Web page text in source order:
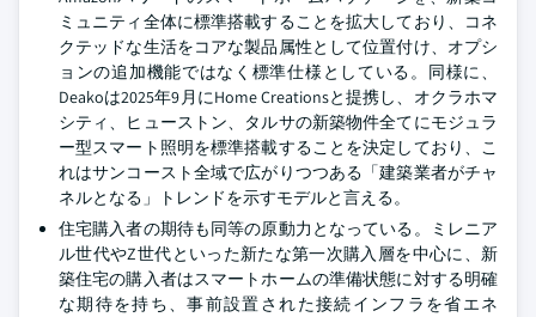
ミュニティ全体に標準搭載することを拡大しており、コネ
クテッドな生活をコアな製品属性として位置付け、オプシ
ョンの追加機能ではなく標準仕様としている。同様に、
Deakoは2025年9月にHome Creationsと提携し、オクラホマ
シティ、ヒューストン、タルサの新築物件全てにモジュラ
ー型スマート照明を標準搭載することを決定しており、こ
れはサンコースト全域で広がりつつある「建築業者がチャ
ネルとなる」トレンドを示すモデルと言える。
住宅購入者の期待も同等の原動力となっている。ミレニア
ル世代やZ世代といった新たな第一次購入層を中心に、新
築住宅の購入者はスマートホームの準備状態に対する明確
な期待を持ち、事前設置された接続インフラを省エネ